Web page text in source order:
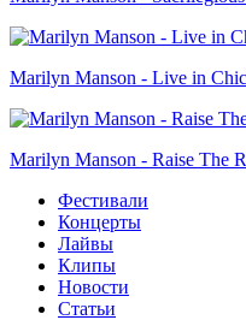
Marilyn Manson - Live in
Marilyn Manson - Raise The
Фестивали
Концерты
Лайвы
Клипы
Новости
Статьи